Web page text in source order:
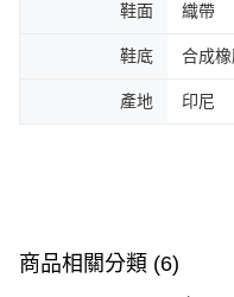
鞋面 織帶
鞋底 合成橡
產地 印尼
商品相關分類 (6)